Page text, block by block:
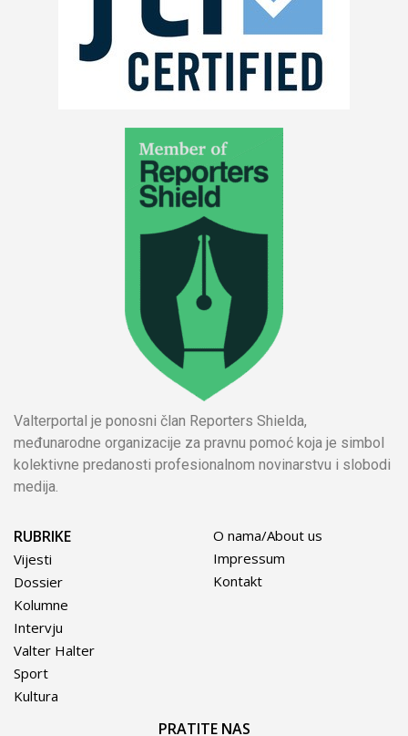
Valterportal je ponosni član Reporters Shielda,
međunarodne organizacije za pravnu pomoć koja je simbol
kolektivne predanosti profesionalnom novinarstvu i slobodi
medija.
RUBRIKE
Vijesti
Dossier
Kolumne
Intervju
Valter Halter
Sport
Kultura
O nama/About us
Impressum
Kontakt
PRATITE NAS